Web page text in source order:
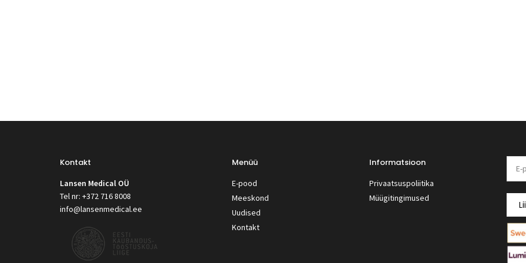
Kontakt
Lansen Medical OÜ
Tel nr: +372 716 8008
info@lansenmedical.ee
Menüü
E-pood
Meeskond
Uudised
Kontakt
Informatsioon
Privaatsuspoliitika
Müügitingimused